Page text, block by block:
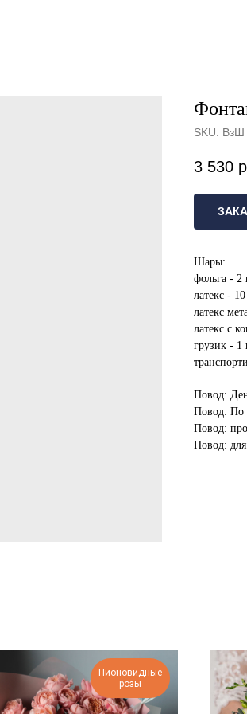
SKU: ВзШ
3 530
Шары:
фольга - 2
латекс -
латекс
латекс с
грузик - 1
Повод:
Повод: По
Повод:
Повод:
Пионовидные
розы